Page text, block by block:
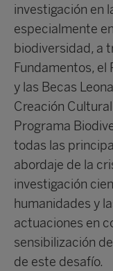
investigación en
especialmente
biodiversidad, a
Fundamentos,
y las Becas
Creación
Programa
todas las
abordaje de la
investigación
humanidades y
actuaciones en
sensibilización
de este desafío.